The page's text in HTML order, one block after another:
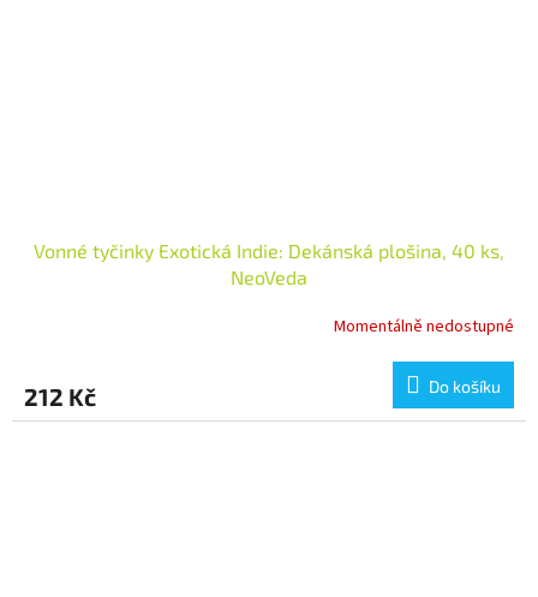
Vonné tyčinky Exotická Indie: Dekánská plošina, 40 ks,
NeoVeda
Momentálně nedostupné
212 Kč Do košíku